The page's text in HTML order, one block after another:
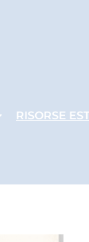
RISORSE